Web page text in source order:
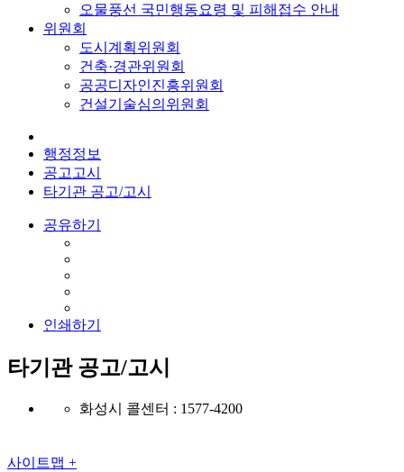
오물풍선 국민행동요령 및 피해접수 안내
위원회
도시계획위원회
건축·경관위원회
공공디자인진흥위원회
건설기술심의위원회
행정정보
공고고시
타기관 공고/고시
공유하기
인쇄하기
타기관 공고/고시
화성시 콜센터 : 1577-4200
사이트맵 +